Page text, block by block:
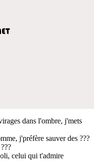
dans l'ombre, j'mets
j'préfère sauver des ???
celui qui t'admire